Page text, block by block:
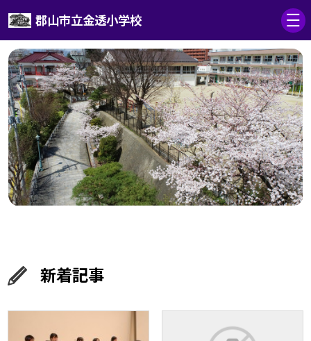
郡山市立金透小学校
新着記事